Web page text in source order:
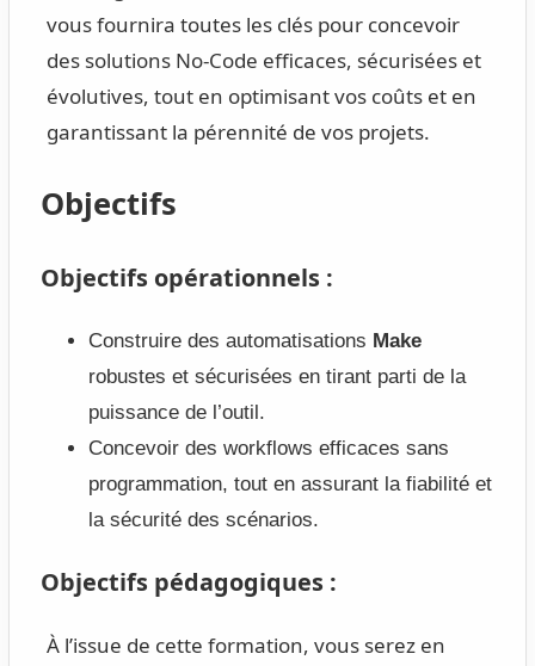
vous fournira toutes les clés pour concevoir
des solutions No-Code efficaces, sécurisées et
évolutives, tout en optimisant vos coûts et en
garantissant la pérennité de vos projets.
Objectifs
Objectifs opérationnels :
Construire des automatisations Make
robustes et sécurisées en tirant parti de la
puissance de l’outil.
Concevoir des workflows efficaces sans
programmation, tout en assurant la fiabilité et
la sécurité des scénarios.
Objectifs pédagogiques :
À l’issue de cette formation, vous serez en